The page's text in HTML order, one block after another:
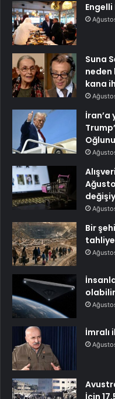
Suna
neden
kana
İran’a
Bir
İmralı
İçin